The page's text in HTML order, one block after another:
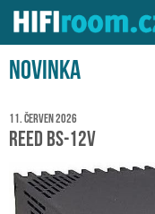
Server o Hi-Fi a AV technice
Novinka
11. červen 2026
Reed BS-12V